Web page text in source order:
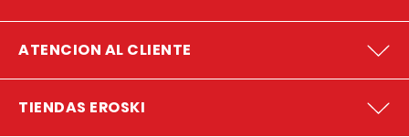
ATENCION AL CLIENTE
TIENDAS EROSKI